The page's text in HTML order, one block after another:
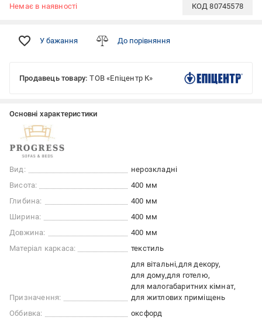
Немає в наявності КОД80745578
У бажання До порівняння
Продавець товару: ТОВ «Епіцентр К»
Основні характеристики
Вид:
нерозкладні
Висота:
400 мм
Глибина:
400 мм
Ширина:
400 мм
Довжина:
400 мм
Матеріал каркаса:
текстиль
Призначення:
для вітальні для декору
для дому для готелю
для малогабаритних кімнат
для житлових приміщень
Оббивка:
оксфорд